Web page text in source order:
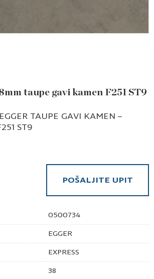
taupe gavi kamen F251 ST9
0500734
EGGER
EXPRESS
38
TAUPE GAVI KAMEN –
ST9
POŠALJITE UPIT